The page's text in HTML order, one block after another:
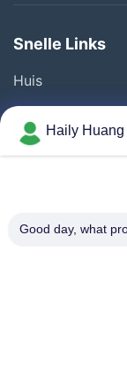
Snelle Links
Huis
Producten
Videos
Haily Huang
Good day, what